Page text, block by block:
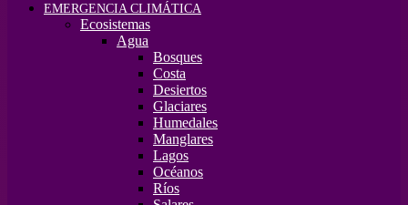
EMERGENCIA CLIMÁTICA
Ecosistemas
Agua
Bosques
Costa
Desiertos
Glaciares
Humedales
Manglares
Lagos
Océanos
Ríos